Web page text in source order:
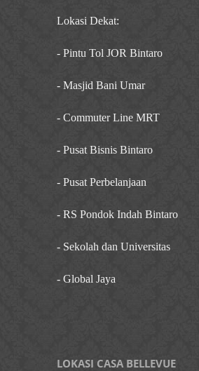
Lokasi Dekat:
- Pintu Tol JOR Bintaro
- Masjid Bani Umar
- Commuter Line MRT
- Pusat Bisnis Bintaro
- Pusat Perbelanjaan
- RS Pondok Indah Bintaro
- Sekolah dan Universitas
- Global Jaya
LOKASI CASA BELLEVUE